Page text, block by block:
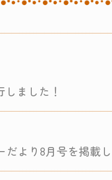
ました！
より8月号を掲載し